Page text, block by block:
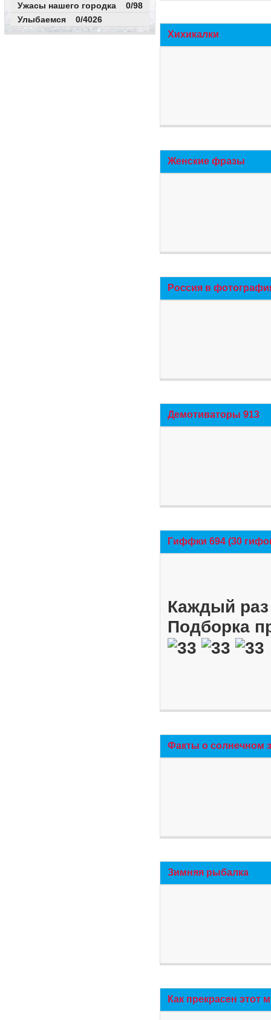
Ужасы нашего городка 0/98
Улыбаемся 0/4026
Хихикалки
Женские фразы
Россия в
Демотиваторы 913
Гиффки 694 (30
Каждый
Подборка
Факты о солнечном
Зимняя рыбалка
Как прекрасен этот